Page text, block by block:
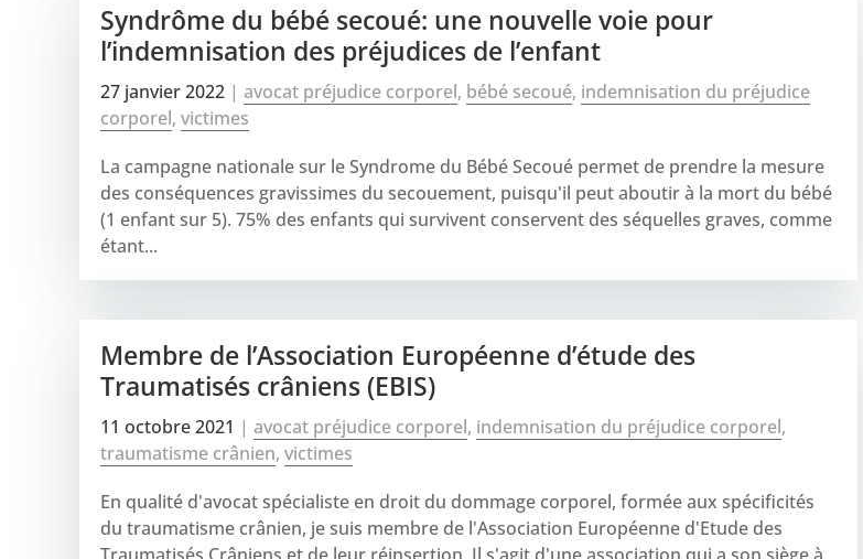
Syndrôme du bébé secoué: une nouvelle voie pour
l’indemnisation des préjudices de l’enfant
27 janvier 2022 | avocat préjudice corporel, bébé secoué, indemnisation du préjudice
corporel, victimes
La campagne nationale sur le Syndrome du Bébé Secoué permet de prendre la mesure
des conséquences gravissimes du secouement, puisqu'il peut aboutir à la mort du bébé
(1 enfant sur 5). 75% des enfants qui survivent conservent des séquelles graves, comme
étant...
Membre de l’Association Européenne d’étude des
Traumatisés crâniens (EBIS)
11 octobre 2021 | avocat préjudice corporel, indemnisation du préjudice corporel,
traumatisme crânien, victimes
En qualité d'avocat spécialiste en droit du dommage corporel, formée aux spécificités
du traumatisme crânien, je suis membre de l'Association Européenne d'Etude des
Traumatisés Crâniens et de leur réinsertion. Il s'agit d'une association qui a son siège à